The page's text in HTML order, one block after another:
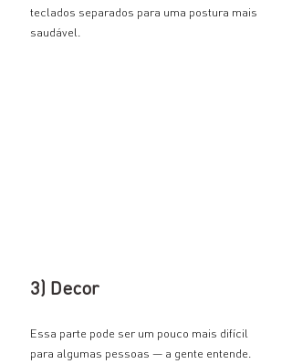
teclados separados para uma postura mais
saudável.
3) Decor
Essa parte pode ser um pouco mais difícil
para algumas pessoas — a gente entende.